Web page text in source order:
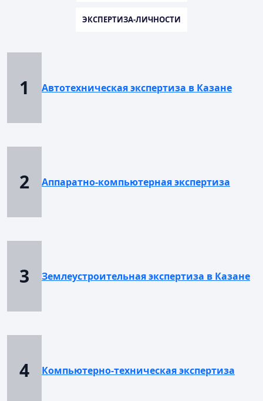
ЭКСПЕРТИЗА-ЛИЧНОСТИ
1 Автотехническая экспертиза в Казане
2 Аппаратно-компьютерная экспертиза
3 Землеустроительная экспертиза в Казане
4 Компьютерно-техническая экспертиза